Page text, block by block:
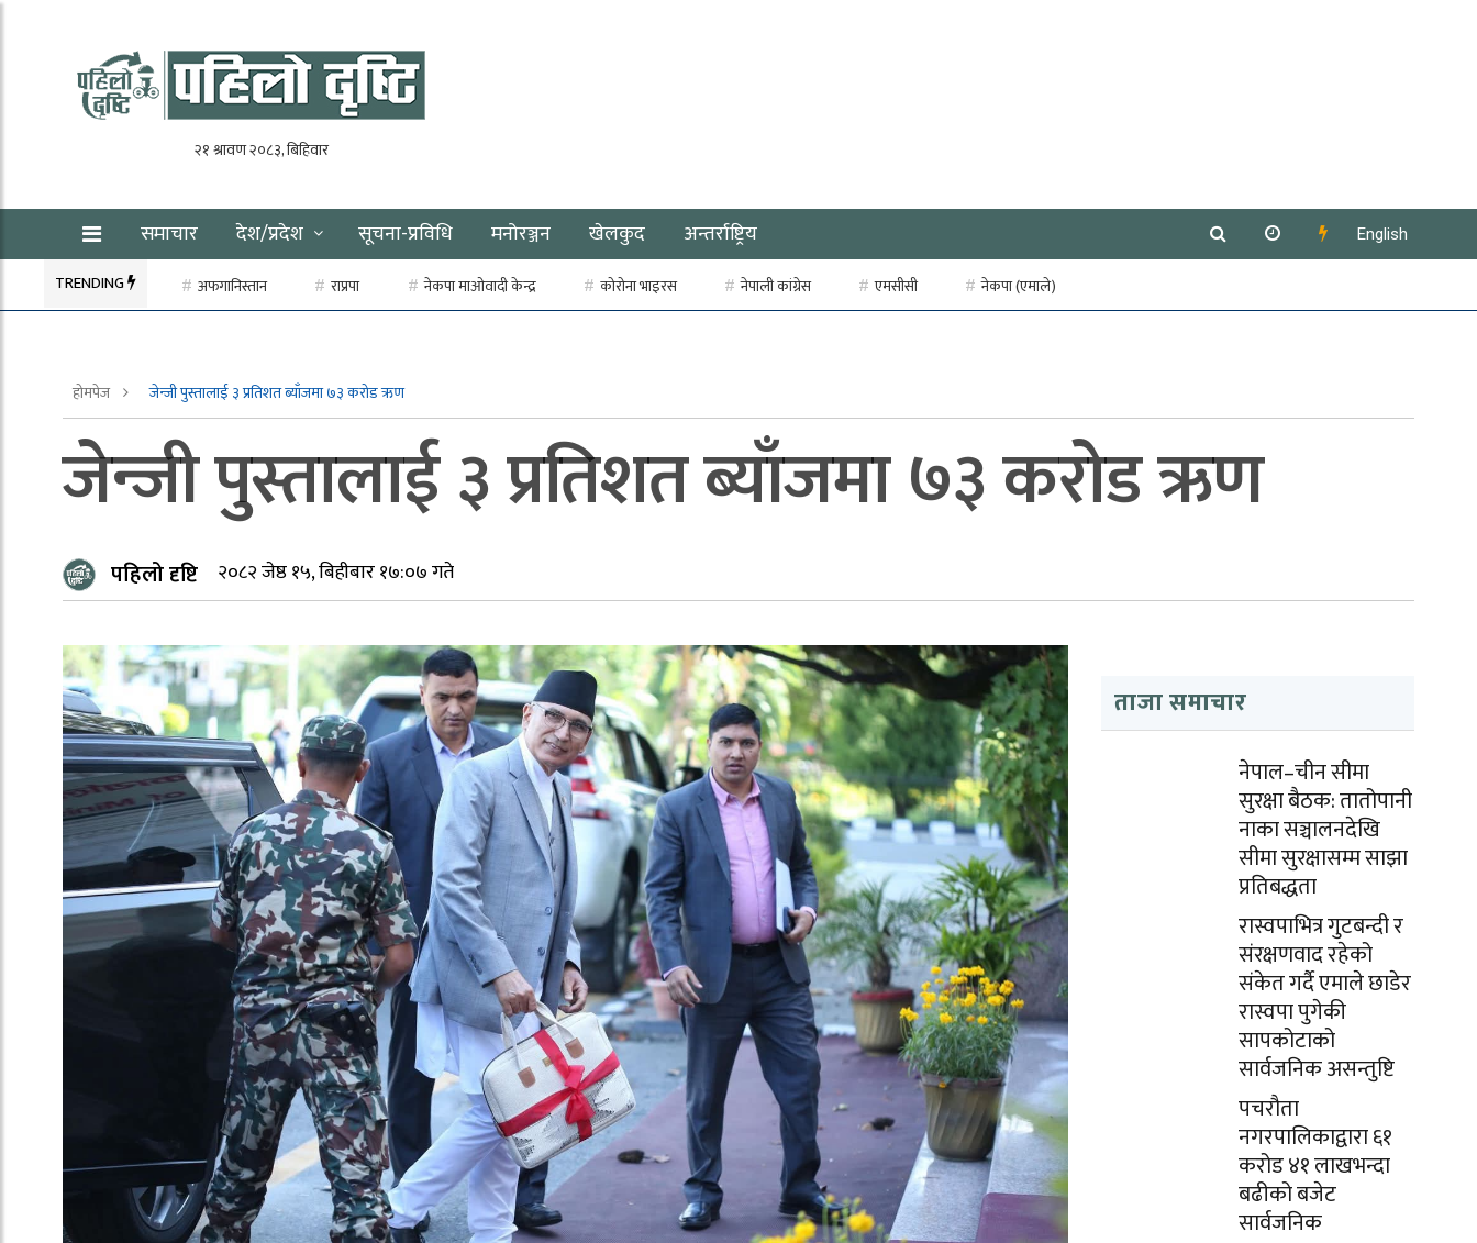
समाचार देश/प्रदेश सूचना-प्रविधि मनोरञ्जन खेलकुद अन्तर्राष्ट्रिय English
TRENDING अफगानिस्तान राप्रपा नेकपा माओवादी केन्द्र कोरोना भाइरस नेपाली कांग्रेस एमसीसी नेकपा (एमाले)
होमपेज जेन्जी पुस्तालाई ३ प्रतिशत ब्याँजमा ७३ करोड ऋण
जेन्जी पुस्तालाई ३ प्रतिशत ब्याँजमा ७३ करोड ऋण
पहिलो दृष्टि २०८२ जेष्ठ १५, बिहीबार १७:०७ गते
ताजा समाचार
नेपाल–चीन सीमा
सुरक्षा बैठक: तातोपानी
नाका सञ्चालनदेखि
सीमा सुरक्षासम्म साझा
प्रतिबद्धता
रास्वपाभित्र गुटबन्दी र
संरक्षणवाद रहेको
संकेत गर्दै एमाले छाडेर
रास्वपा पुगेकी
सापकोटाको
सार्वजनिक असन्तुष्टि
पचरौता
नगरपालिकाद्वारा ६१
करोड ४१ लाखभन्दा
बढीको बजेट
सार्वजनिक